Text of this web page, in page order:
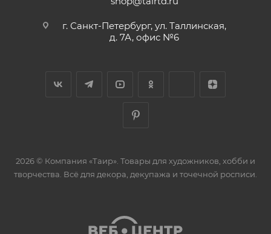
г. Санкт-Петербург, ул. Таллинская,
д. 7А, офис №6
2026 © Компания «Таир». Товары для художников, хобби и
творчества. Всё для декора, декупажа и точечной росписи.